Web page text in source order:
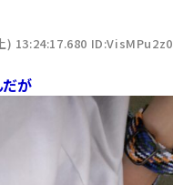
) 13:24:17.680 ID:VisMPu2z0
が